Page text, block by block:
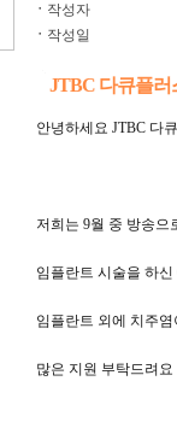
ㆍ 작성자
ㆍ 작성일
JTBC 다큐플러
안녕하세요 JTBC 다
저희는 9월 중 방송으
임플란트 시술을 하
임플란트 외에 치주
많은 지원 부탁드려요